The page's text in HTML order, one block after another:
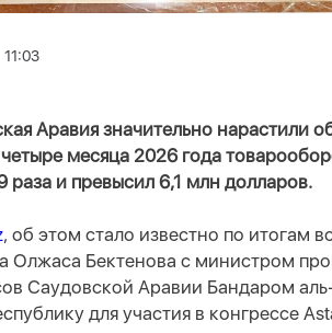
11:03
Аравия значительно нарастили
месяца 2026 года
раза и превысил 6,1 млн долларов.
, об этом стало известно по итогам
Олжаса Бектенова с министром
Саудовской Аравии Бандаром
для участия в конгрессе